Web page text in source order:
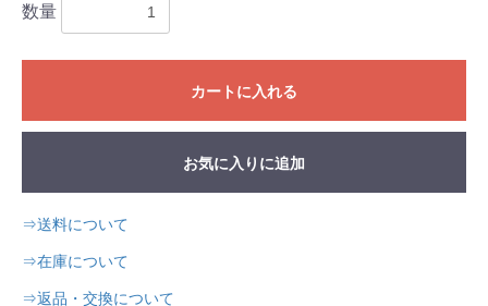
数量
カートに入れる
お気に入りに追加
⇒送料について
⇒在庫について
⇒返品・交換について